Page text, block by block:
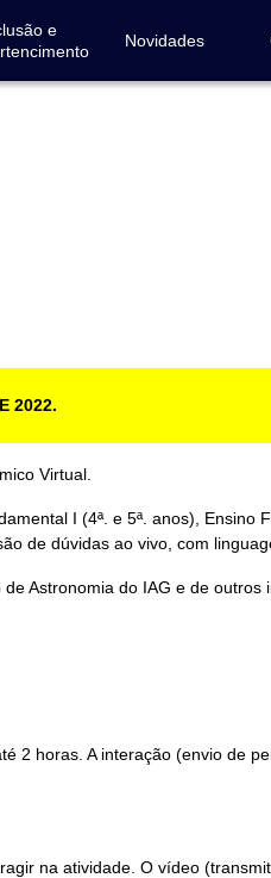
e
Novidades
2022.
Virtual.
I (4ª. e 5ª. anos), Ensino
de dúvidas ao vivo, com
Astronomia do IAG e de outros
2 horas. A interação (envio de
na atividade. O vídeo